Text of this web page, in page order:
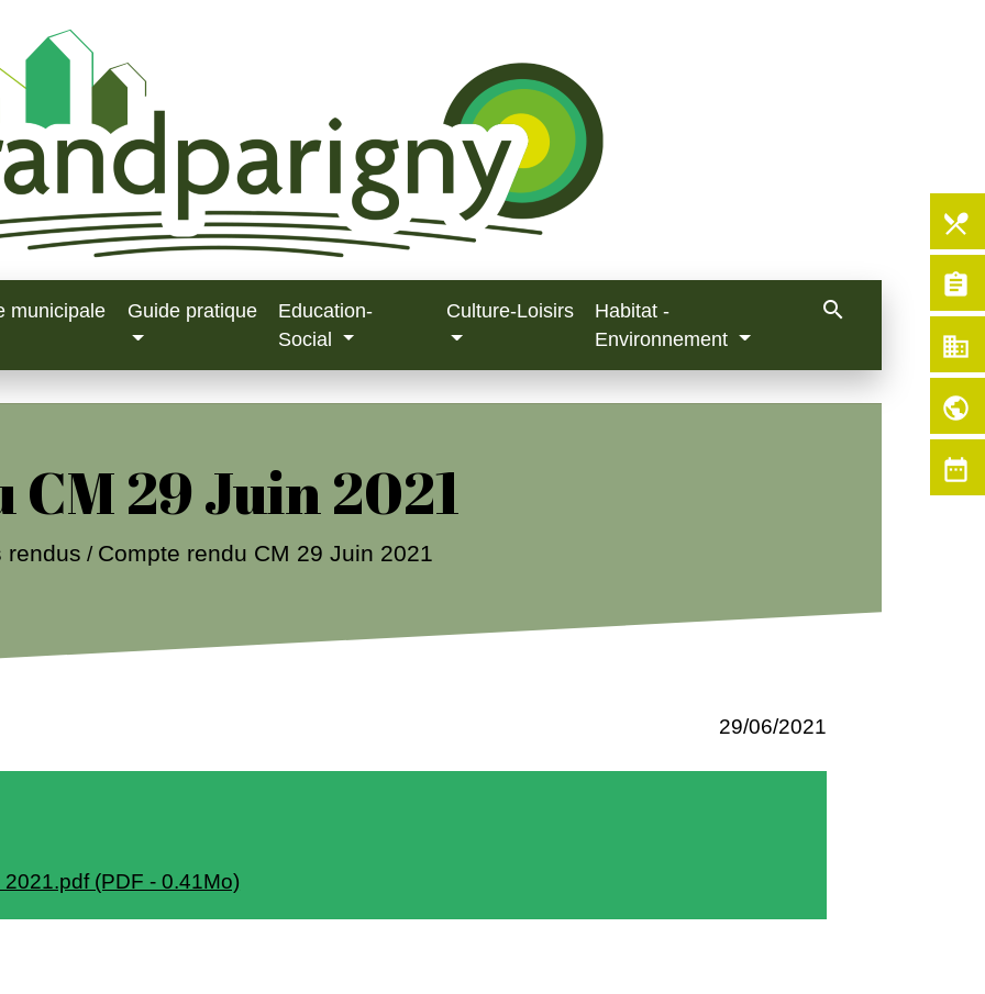
municipale Guide pratique
Education-
Social
Culture-Loisirs
Habitat -
Environnement
search
29 Juin 2021
rendus / Compte rendu CM 29 Juin 2021
29/06/2021
(PDF - 0.41Mo)
local_dining
assignment
business
public
date_range